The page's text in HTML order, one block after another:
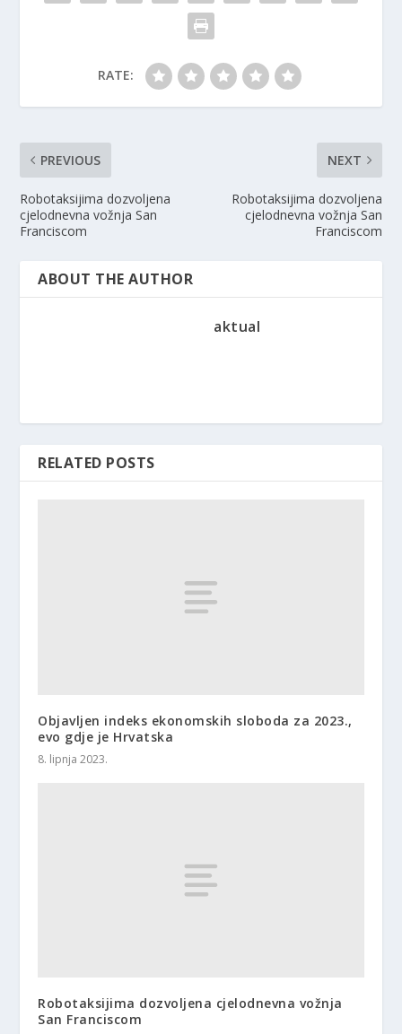
RATE:
PREVIOUS
Robotaksijima dozvoljena
cjelodnevna vožnja San
Franciscom
NEXT
Robotaksijima dozvoljena
cjelodnevna vožnja San
Franciscom
ABOUT THE AUTHOR
aktual
RELATED POSTS
Objavljen indeks ekonomskih sloboda za 2023.,
evo gdje je Hrvatska
8. lipnja 2023.
Robotaksijima dozvoljena cjelodnevna vožnja
San Franciscom